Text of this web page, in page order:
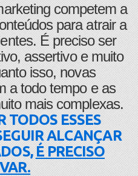
competem a
para atrair a
É preciso ser
assertivo e muito
isso, novas
a todo tempo e as
mais complexas.
TODOS ESSES
ALCANÇAR
É PRECISO